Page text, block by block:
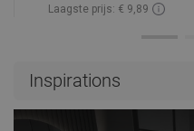
Laagste prijs: € 9,89
Inspirations